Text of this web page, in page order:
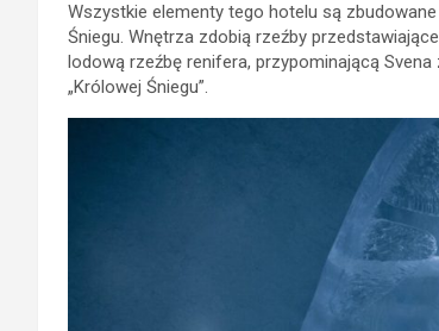
Wszystkie elementy tego hotelu są
Śniegu. Wnętrza zdobią rzeźby
lodową rzeźbę renifera, przypominającą
„Królowej Śniegu”.